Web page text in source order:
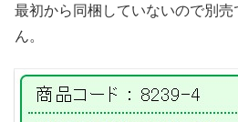
最初から同梱していないので別
ん。